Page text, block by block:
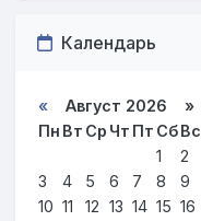
Календарь
« Август 2026 »
Пн Вт Ср Чт Пт СбВс
1
2
3
4 5 6 7 8
9
10 11 12 13 14 15 16